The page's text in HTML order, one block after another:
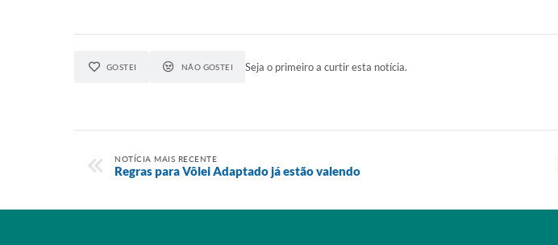
GOSTEI NÃO GOSTEI Seja o primeiro a curtir esta notícia.
NOTÍCIA MAIS RECENTE
Regras para Vôlei Adaptado já estão valendo